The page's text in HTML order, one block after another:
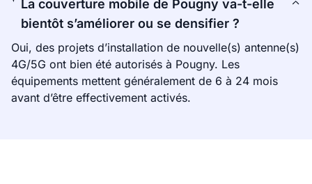
La couverture mobile de Pougny va-t-elle
bientôt s’améliorer ou se densifier ?
Oui, des projets d’installation de nouvelle(s) antenne(s)
4G/5G ont bien été autorisés à Pougny. Les
équipements mettent généralement de 6 à 24 mois
avant d’être effectivement activés.